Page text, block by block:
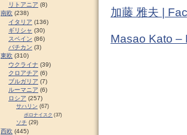
加藤 雅夫 |
Masao Kato –
リトアニア (8)
南欧 (238)
イタリア (136)
ギリシャ (30)
スペイン (86)
バチカン (3)
東欧 (310)
ウクライナ (39)
クロアチア (6)
ブルガリア (7)
ルーマニア (6)
ロシア (257)
サハリン (67)
ポロナイスク (37)
ソチ (29)
西欧 (445)